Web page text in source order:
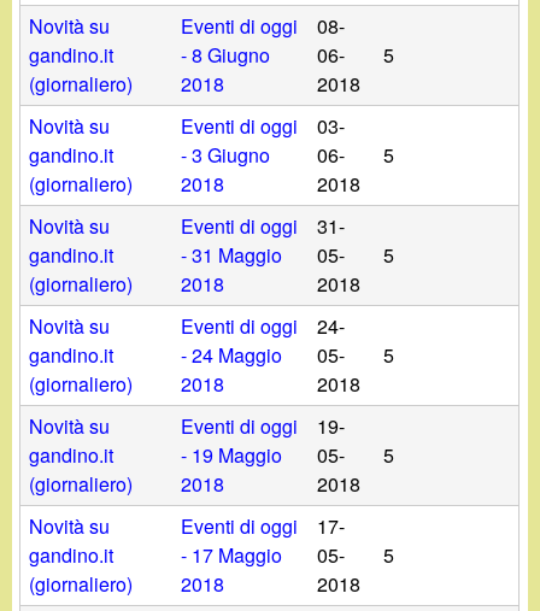
Novità su
gandino.it
(giornaliero)
Eventi di oggi
- 8 Giugno
2018
08-
06-
2018
5
Novità su
gandino.it
(giornaliero)
Eventi di oggi
- 3 Giugno
2018
03-
06-
2018
5
Novità su
gandino.it
(giornaliero)
Eventi di oggi
- 31 Maggio
2018
31-
05-
2018
5
Novità su
gandino.it
(giornaliero)
Eventi di oggi
- 24 Maggio
2018
24-
05-
2018
5
Novità su
gandino.it
(giornaliero)
Eventi di oggi
- 19 Maggio
2018
19-
05-
2018
5
Novità su
gandino.it
(giornaliero)
Eventi di oggi
- 17 Maggio
2018
17-
05-
2018
5